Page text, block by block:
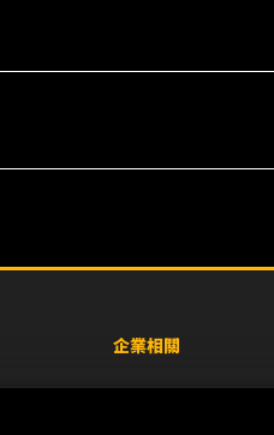
企業相關